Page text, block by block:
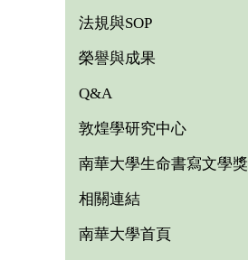
法規與SOP
榮譽與成果
Q&A
敦煌學研究中心
南華大學生命書寫文學獎
相關連結
南華大學首頁